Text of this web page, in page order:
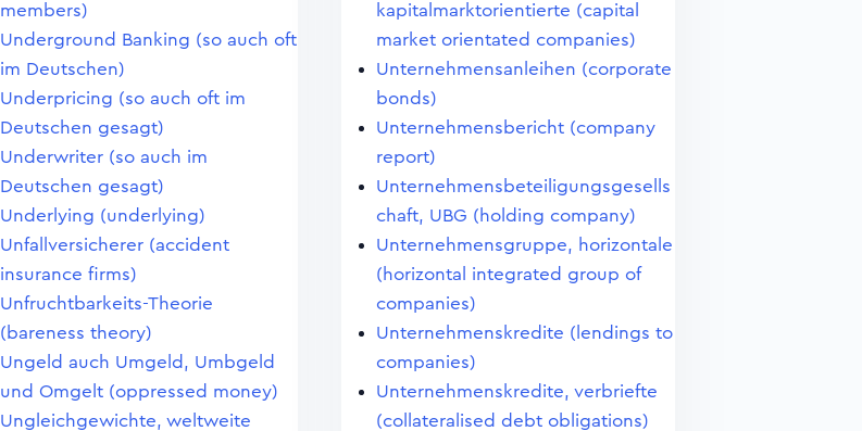
members)
Underground Banking (so auch oft
im Deutschen)
Underpricing (so auch oft im
Deutschen gesagt)
Underwriter (so auch im
Deutschen gesagt)
Underlying (underlying)
Unfallversicherer (accident
insurance firms)
Unfruchtbarkeits-Theorie
(bareness theory)
Ungeld auch Umgeld, Umbgeld
und Omgelt (oppressed money)
Ungleichgewichte, weltweite
kapitalmarktorientierte (capital
market orientated companies)
Unternehmensanleihen (corporate
bonds)
Unternehmensbericht (company
report)
Unternehmensbeteiligungsgesells
chaft, UBG (holding company)
Unternehmensgruppe, horizontale
(horizontal integrated group of
companies)
Unternehmenskredite (lendings to
companies)
Unternehmenskredite, verbriefte
(collateralised debt obligations)